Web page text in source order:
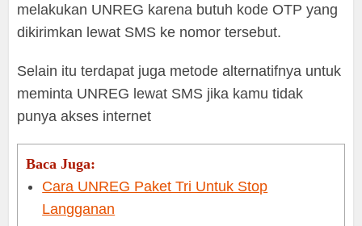
melakukan UNREG karena butuh kode OTP yang
dikirimkan lewat SMS ke nomor tersebut.
Selain itu terdapat juga metode alternatifnya untuk
meminta UNREG lewat SMS jika kamu tidak
punya akses internet
Baca Juga:
Cara UNREG Paket Tri Untuk Stop
Langganan